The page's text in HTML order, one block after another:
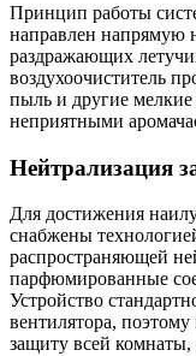
Принцип работы
направлен напрямую
раздражающих
воздухоочиститель
пыль и другие мелкие
неприятными
Нейтрализация
Для достижения
снабжены
распространяющей
парфюмированные
Устройство
вентилятора,
защиту всей комнаты,